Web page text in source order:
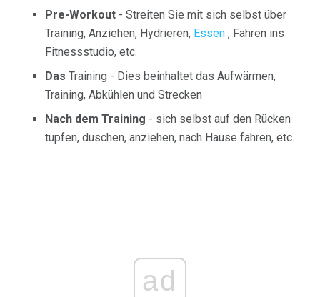
Pre-Workout - Streiten Sie mit sich selbst über
Training, Anziehen, Hydrieren, Essen , Fahren ins
Fitnessstudio, etc.
Das Training - Dies beinhaltet das Aufwärmen,
Training, Abkühlen und Strecken
Nach dem Training - sich selbst auf den Rücken
tupfen, duschen, anziehen, nach Hause fahren, etc.
ad